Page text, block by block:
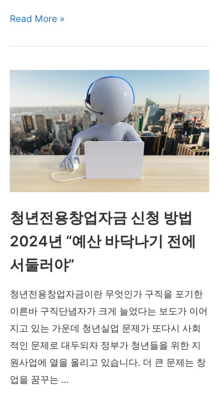
이
민
원
금
(민
회
소
비
쿠
폰)
신
청
방
법
및
신
Read More »
청년전용창업자금 신청 방법
2024년 “예산 바닥나기 전에
서둘러야”
청년전용창업자금이란 무엇인가 구직을 포기한
이른바 구직단념자가 크게 늘었다는 보도가 이어
지고 있는 가운데 청년실업 문제가 또다시 사회
적인 문제로 대두되자 정부가 청년들을 위한 지
원사업에 열을 올리고 있습니다. 더 큰 문제는 창
업을 꿈꾸는 …